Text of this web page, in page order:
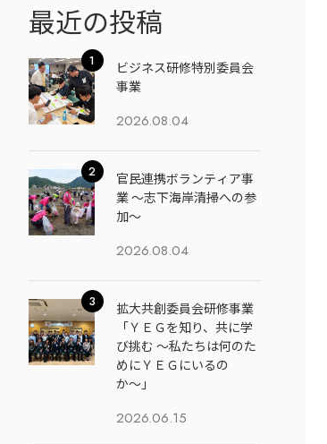
最近の投稿
ビジネス研修特別委員会
事業
2026.08.04
官民連携ボランティア事
業 ～志下海岸清掃への参
加～
2026.08.04
拡大共創委員会研修事業
「ＹＥＧを知り、共に学
び挑む 〜私たちは何のた
めにＹＥＧにいるの
か〜」
2026.06.15